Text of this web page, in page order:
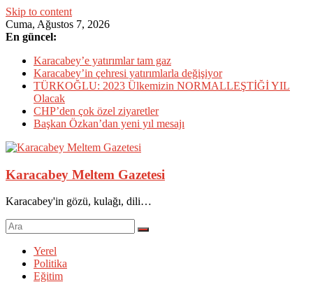
Skip to content
Cuma, Ağustos 7, 2026
En güncel:
Karacabey’e yatırımlar tam gaz
Karacabey’in çehresi yatırımlarla değişiyor
TÜRKOĞLU: 2023 Ülkemizin NORMALLEŞTİĞİ YIL
Olacak
CHP’den çok özel ziyaretler
Başkan Özkan’dan yeni yıl mesajı
Karacabey Meltem Gazetesi
Karacabey'in gözü, kulağı, dili…
Yerel
Politika
Eğitim